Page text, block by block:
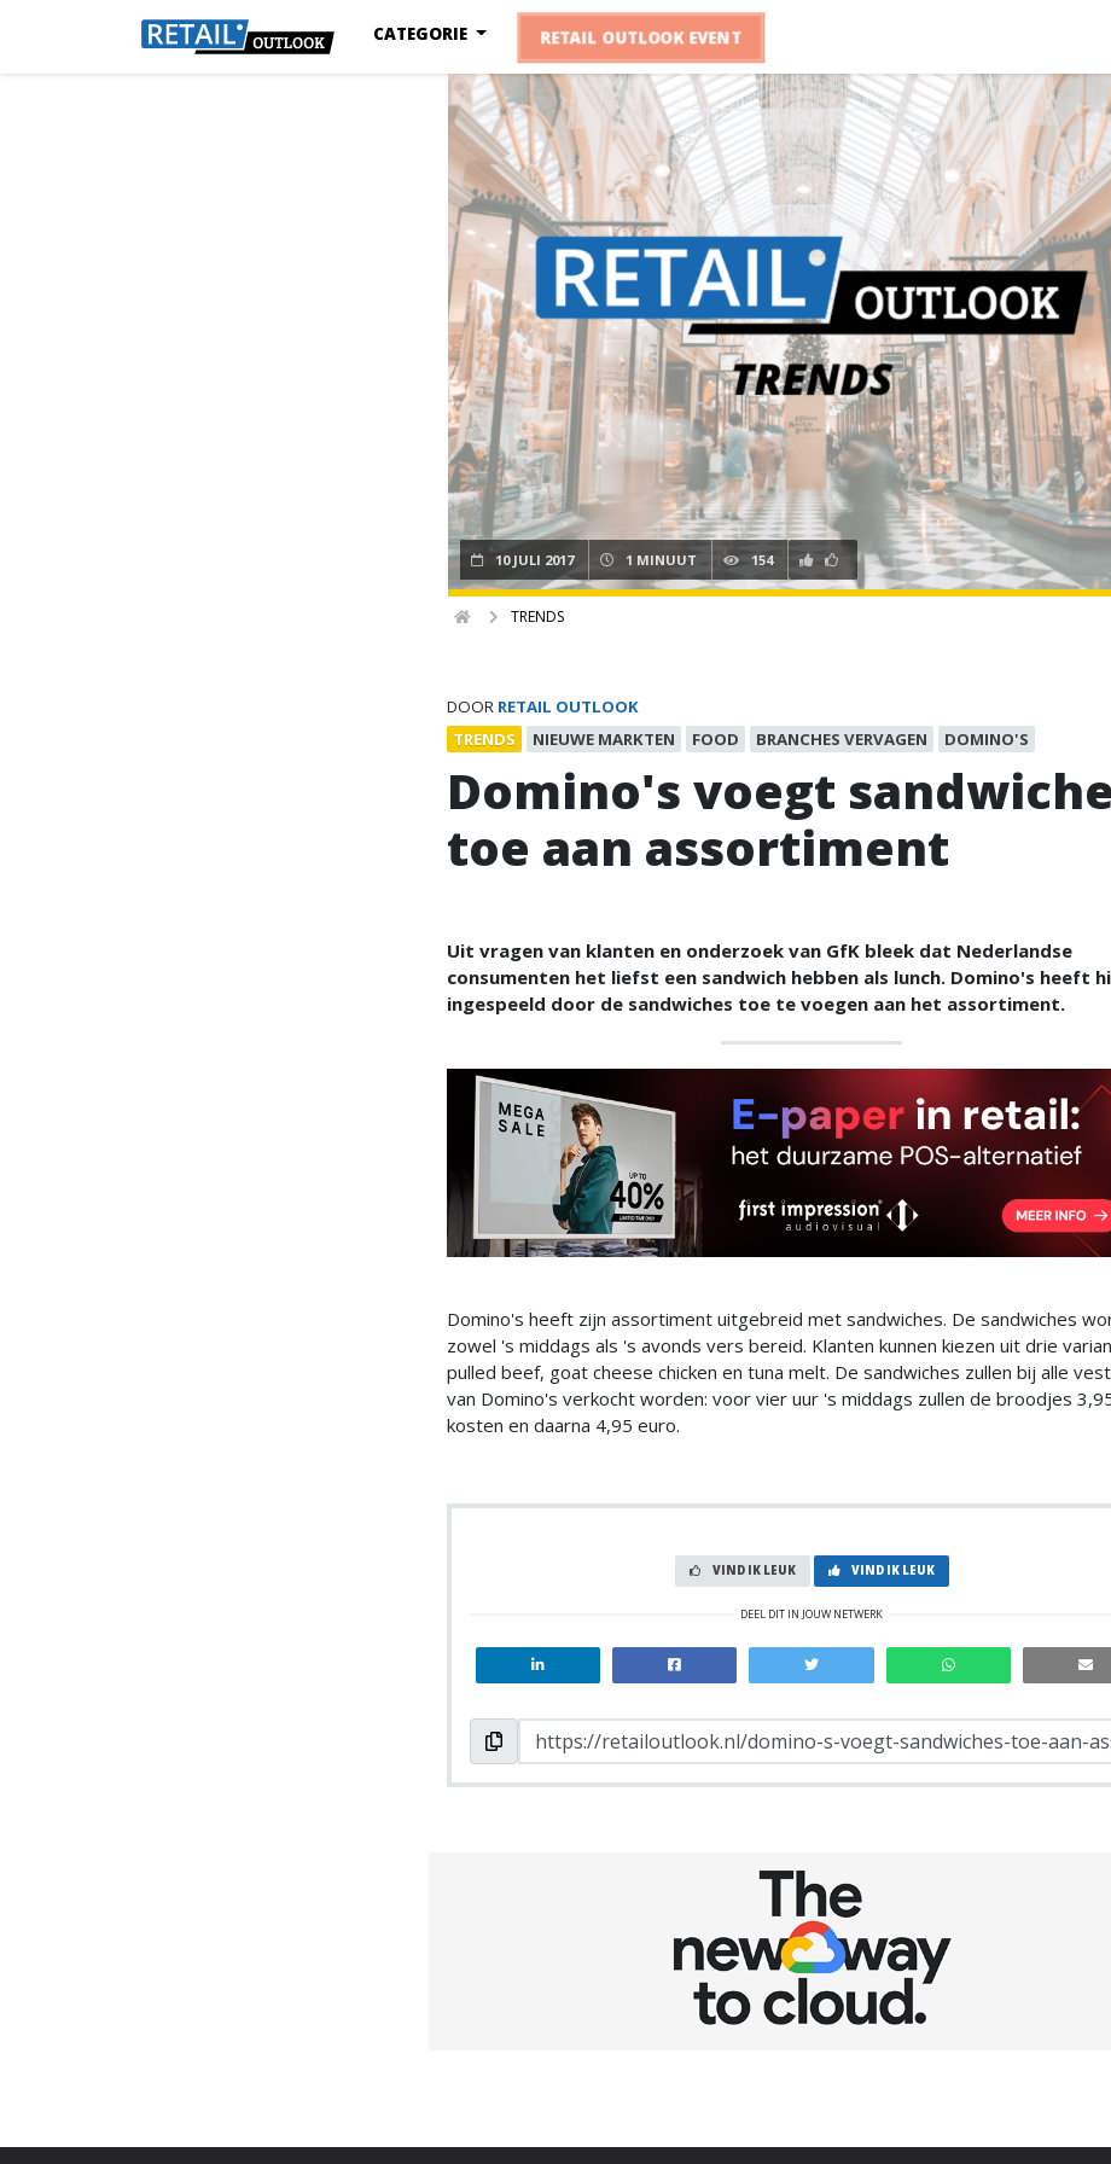
CATEGORIE RETAIL OUTLOOK EVENT
10 JULI 2017 1 MINUUT 154
TRENDS
DOOR RETAIL OUTLOOK
TRENDS
NIEUWE MARKTEN FOOD BRANCHES VERVAGEN DOMINO'S
Domino's voegt
toe aan assortiment
Uit vragen van klanten en onderzoek van GfK bleek dat Nederlandse
consumenten het liefst een sandwich hebben als lunch. Domino's heeft
ingespeeld door de sandwiches toe te voegen aan het assortiment.
Domino's heeft zijn assortiment uitgebreid met sandwiches. De sandwiches
zowel 's middags als 's avonds vers bereid. Klanten kunnen kiezen uit drie
pulled beef, goat cheese chicken en tuna melt. De sandwiches zullen bij alle
van Domino's verkocht worden: voor vier uur 's middags zullen de broodjes
kosten en daarna 4,95 euro.
VIND IK LEUK VIND IK LEUK
DEEL DIT IN JOUW NETWERK